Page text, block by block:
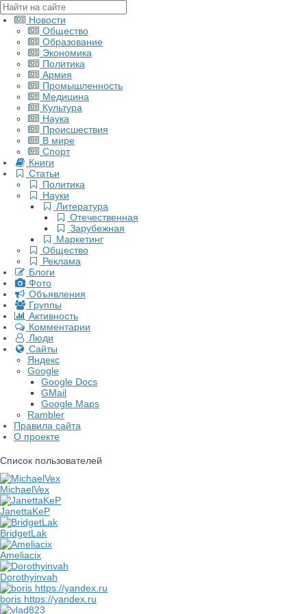
Новости
Общество
Образование
Экономика
Политика
Армия
Промышленность
Медицина
Культура
Наука
Происшествия
В мире
Спорт
Книги
Статьи
Политика
Науки
Литература
Отечественная
Зарубежная
Маркетинг
Общество
Реклама
Блоги
Фото
Объявления
Группы
Активность
Комментарии
Люди
Сайты
Яндекс
Google
Google Docs
GMail
Google Maps
Rambler
Правила сайта
О проекте
Список пользователей
MichaelVex
JanettaKeP
BridgetLak
Ameliacix
Dorothyinvah
boris https://yandex.ru